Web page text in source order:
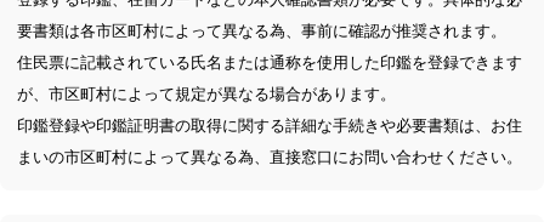
要書類は各市区町村によって異なる為、事前に確認が推奨されます。
住民票に記載されている氏名または通称を使用した印鑑を登録できます
が、市区町村によって規定が異なる場合があります。
印鑑登録や印鑑証明書の取得に関する詳細な手続きや必要書類は、お住
まいの市区町村によって異なる為、直接窓口にお問い合わせください。